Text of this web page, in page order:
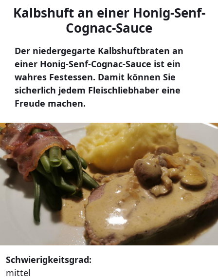
Kalbshuft an einer Honig-Senf-
Cognac-Sauce
Der niedergegarte Kalbshuftbraten an
einer Honig-Senf-Cognac-Sauce ist ein
wahres Festessen. Damit können Sie
sicherlich jedem Fleischliebhaber eine
Freude machen.
Schwierigkeitsgrad:
mittel